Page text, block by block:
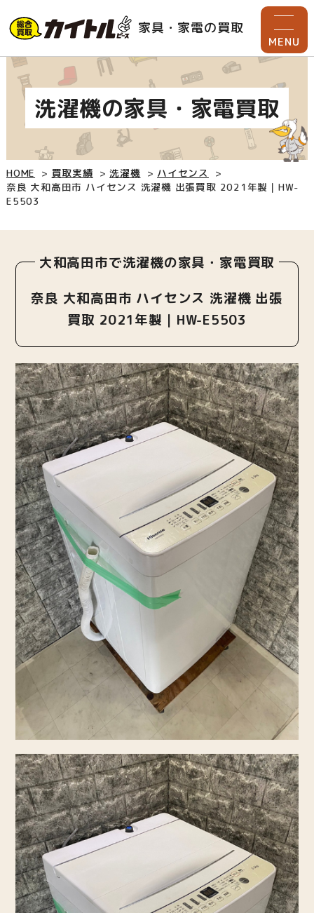
家具・家電の買取
MENU
洗濯機の家具・家電買取
HOME 買取実績 洗濯機
ハイセンス
奈良 大和高田市 ハイセンス 洗濯機 出張買取 2021年製｜HW-
E5503
大和高田市で洗濯機の家具・家電買取
奈良 大和高田市 ハイセンス 洗濯機 出張
買取 2021年製｜HW-E5503